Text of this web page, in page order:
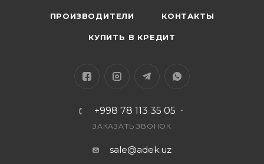
ПРОИЗВОДИТЕЛИ КОНТАКТЫ
КУПИТЬ В КРЕДИТ
+998 78 113 35 05
ЗАКАЗАТЬ ЗВОНОК
sale@adek.uz